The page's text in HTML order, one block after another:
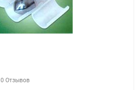
0 Отзывов